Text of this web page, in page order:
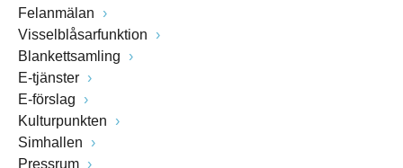
Felanmälan
Visselblåsarfunktion
Blankettsamling
E-tjänster
E-förslag
Kulturpunkten
Simhallen
Pressrum